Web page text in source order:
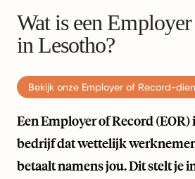
Wat is een
in Lesotho?
Bekijk onze Employer of Record-
Een Employer of Record (EOR)
bedrijf dat wettelijk
betaalt namens jou. Dit stelt je